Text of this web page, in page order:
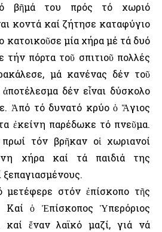
βῆμά του πρός τό χωριό
κοντά καί ζήτησε καταφύγιο
κατοικοῦσε μία χήρα μέ τά δυό
τήν πόρτα τοῦ σπιτιοῦ πολλές
μά κανένας δέν τοῦ
δέν εἶναι δύσκολο
Ἀπό τό δυνατό κρύο ὁ Ἅγιος
ἐκείνη παρέδωκε τό πνεῦμα.
τόν βρῆκαν οἱ χωριανοί
χήρα καί τά παιδιά της
στόν ἐπίσκοπο τῆς
ὁ Ἐπίσκοπος Ὑπερόριος
καί ἕναν λαϊκό μαζί, γιά νά